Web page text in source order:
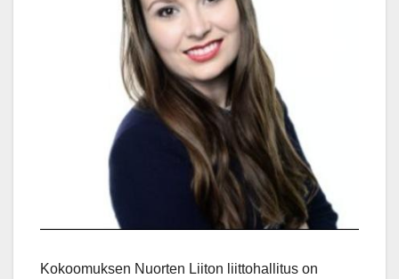
Kokoomuksen Nuorten Liiton liittohallitus on